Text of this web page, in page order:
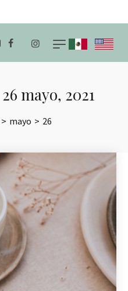
mayo, 2021
> mayo > 26